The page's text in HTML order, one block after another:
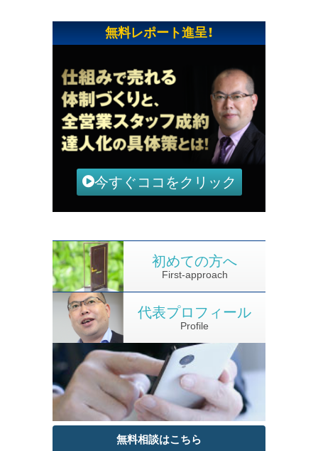
無料レポート進呈！
今すぐココをクリック
First-approach
初めての方へ
Profile
代表プロフィール
無料相談はこちら